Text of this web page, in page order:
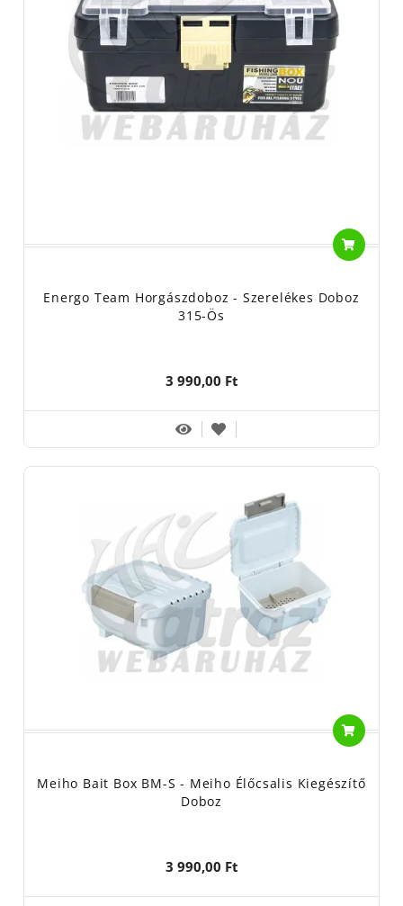
Energo Team Horgászdoboz - Szerelékes Doboz
315-Ös
3 990,00 Ft
Meiho Bait Box BM-S - Meiho Élőcsalis Kiegészítő
Doboz
3 990,00 Ft